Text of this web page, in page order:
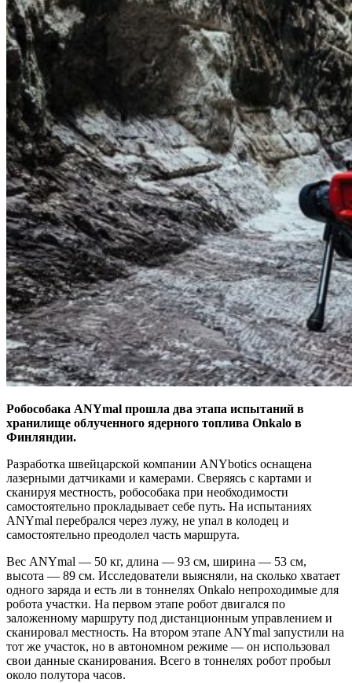
Робособака ANYmal прошла два этапа испытаний в
хранилище облученного ядерного топлива Onkalo в
Финляндии.
Разработка швейцарской компании ANYbotics оснащена
лазерными датчиками и камерами. Сверяясь с картами и
сканируя местность, робособака при необходимости
самостоятельно прокладывает себе путь. На испытаниях
ANYmal перебрался через лужу, не упал в колодец и
самостоятельно преодолел часть маршрута.
Вес ANYmal — 50 кг, длина — 93 см, ширина — 53 см,
высота — 89 см. Исследователи выясняли, на сколько хватает
одного заряда и есть ли в тоннелях Onkalo непроходимые для
робота участки. На первом этапе робот двигался по
заложенному маршруту под дистанционным управлением и
сканировал местность. На втором этапе ANYmal запустили на
тот же участок, но в автономном режиме — он использовал
свои данные сканирования. Всего в тоннелях робот пробыл
около полутора часов.